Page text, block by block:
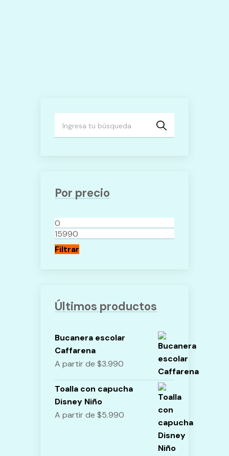
Por precio
Precio
Precio
Filtrar
Últimos productos
Bucanera escolar
Caffarena
A partir de $3.990
Toalla con capucha
Disney Niño
A partir de $5.990